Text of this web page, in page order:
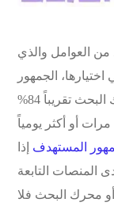
العوامل والذي
الجمهور
المستهدف يقوم بعملية البحث على محرك البحث تقريباً 84%
من الأشخاص يستعملون جوجل بمعدل 3 مرات أو أكثر يومياً
المستهدف إذا
المنصات التابعة
أو محرك البحث فلا